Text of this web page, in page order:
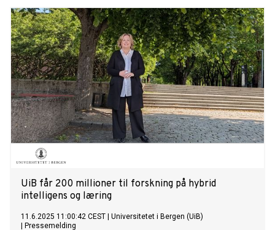
Arendalsuka, får frivillige organisasjoner den høyste score,
på hele 90%. Til sammenligning får regjeringen 65%, mens
kommunenstyrene samlet sett får en score på 57%.
UiB får 200 millioner til forskning på hybrid
intelligens og læring
11.6.2025 11:00:42 CEST
Universitetet i Bergen (UiB)
Pressemelding